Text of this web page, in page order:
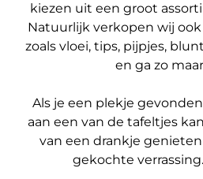
kiezen uit een groot
Natuurlijk verkopen wij
zoals vloei, tips, pijpjes,
en ga zo
Als je een plekje
aan een van de tafeltjes
van een drankje
gekochte